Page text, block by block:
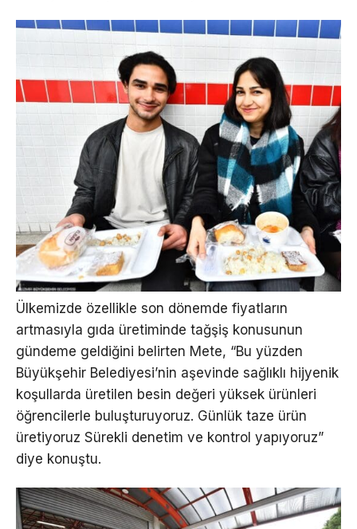
Ülkemizde özellikle son dönemde fiyatların
artmasıyla gıda üretiminde tağşiş konusunun
gündeme geldiğini belirten Mete, “Bu yüzden
Büyükşehir Belediyesi’nin aşevinde sağlıklı hijyenik
koşullarda üretilen besin değeri yüksek ürünleri
öğrencilerle buluşturuyoruz. Günlük taze ürün
üretiyoruz Sürekli denetim ve kontrol yapıyoruz”
diye konuştu.